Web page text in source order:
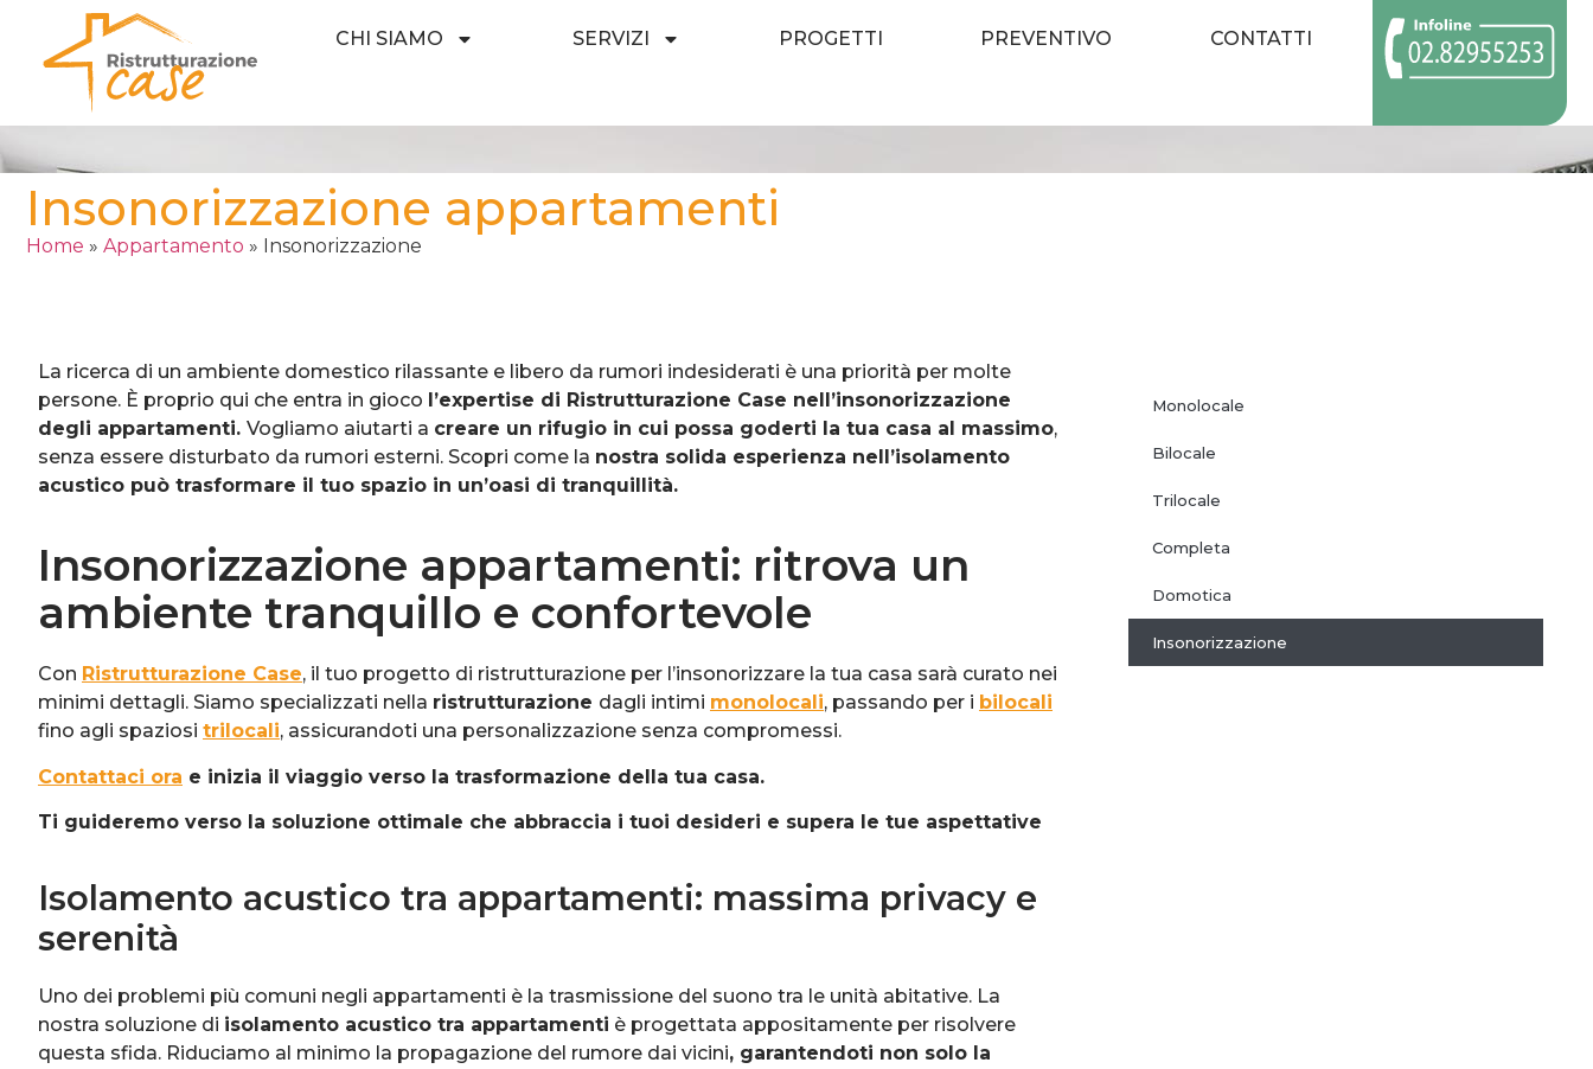
CHI SIAMO SERVIZI PROGETTI PREVENTIVO CONTATTI
Insonorizzazione appartamenti
Home » Appartamento » Insonorizzazione
La ricerca di un ambiente domestico rilassante e libero da rumori indesiderati è una priorità per molte
persone. È proprio qui che entra in gioco l’expertise di Ristrutturazione Case nell’insonorizzazione
degli appartamenti. Vogliamo aiutarti a creare un rifugio in cui possa goderti la tua casa al massimo,
senza essere disturbato da rumori esterni. Scopri come la nostra solida esperienza nell’isolamento
acustico può trasformare il tuo spazio in un’oasi di tranquillità.
Insonorizzazione appartamenti: ritrova un
ambiente tranquillo e confortevole
Con Ristrutturazione Case, il tuo progetto di ristrutturazione per l’insonorizzare la tua casa sarà curato nei
minimi dettagli. Siamo specializzati nella ristrutturazione dagli intimi monolocali, passando per i bilocali
fino agli spaziosi trilocali, assicurandoti una personalizzazione senza compromessi.
Contattaci ora e inizia il viaggio verso la trasformazione della tua casa.
Ti guideremo verso la soluzione ottimale che abbraccia i tuoi desideri e supera le tue aspettative
Isolamento acustico tra appartamenti: massima privacy e
serenità
Uno dei problemi più comuni negli appartamenti è la trasmissione del suono tra le unità abitative. La
nostra soluzione di isolamento acustico tra appartamenti è progettata appositamente per risolvere
questa sfida. Riduciamo al minimo la propagazione del rumore dai vicini, garantendoti non solo la
Monolocale
Bilocale
Trilocale
Completa
Domotica
Insonorizzazione